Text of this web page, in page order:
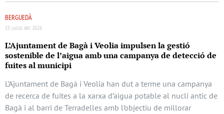
BERGUEDÀ
15 juliol del 2026
L’Ajuntament de Bagà i Veolia impulsen la gestió
sostenible de l’aigua amb una campanya de detecció de
fuites al municipi
L’Ajuntament de Bagà i Veolia han dut a terme una campanya
de recerca de fuites a la xarxa d’aigua potable al nucli antic de
Bagà i al barri de Terradelles amb l’objectiu de millorar